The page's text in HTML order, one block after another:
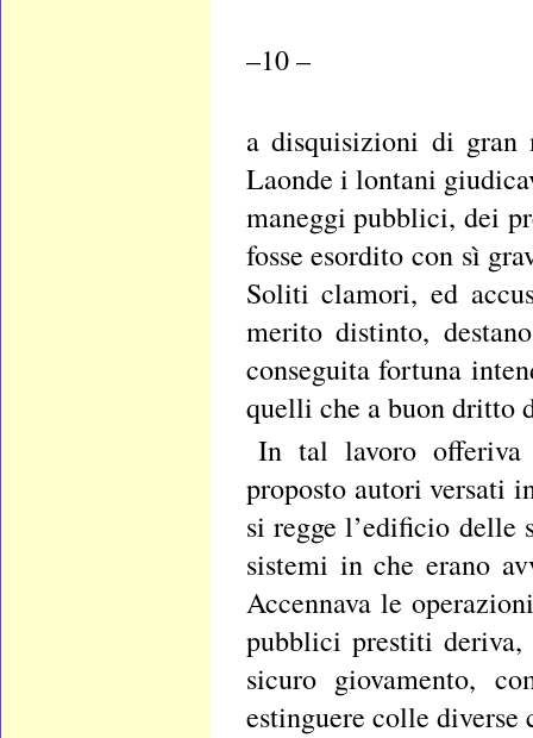
–10 –
a disquisizioni di gran
Laonde i lontani
maneggi pubblici, dei
fosse esordito con sì
Soliti clamori, ed
merito distinto,
conseguita fortuna
quelli che a buon dritto
In tal lavoro
proposto autori versati
si regge l’edificio
sistemi in che erano
Accennava le
pubblici prestiti
sicuro giovamento,
estinguere colle diverse